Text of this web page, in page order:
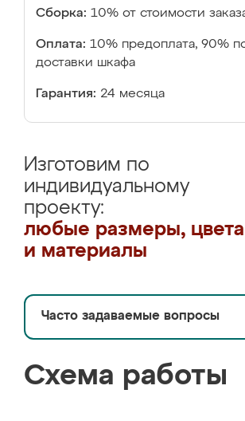
Сборка: 10% от стоимости
Оплата: 10% предоплата, 90%
доставки шкафа
Гарантия: 24 месяца
Изготовим по
индивидуальному
проекту:
любые размеры, цвета
и материалы
Часто задаваемые вопросы
Схема работы